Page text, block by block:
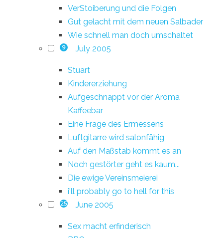
VerStoiberung und die Folgen
Gut gelacht mit dem neuen Salbader
Wie schnell man doch umschaltet
9 July 2005
Stuart
Kindererziehung
Aufgeschnappt vor der Aroma
Kaffeebar
Eine Frage des Ermessens
Luftgitarre wird salonfähig
Auf den Maßstab kommt es an
Noch gestörter geht es kaum...
Die ewige Vereinsmeierei
i'll probably go to hell for this
25 June 2005
Sex macht erfinderisch